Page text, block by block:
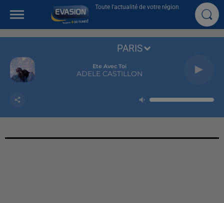
Toute l'actualité de votre région
Ete Avec Toi
ADELE CASTILLON
PARIS